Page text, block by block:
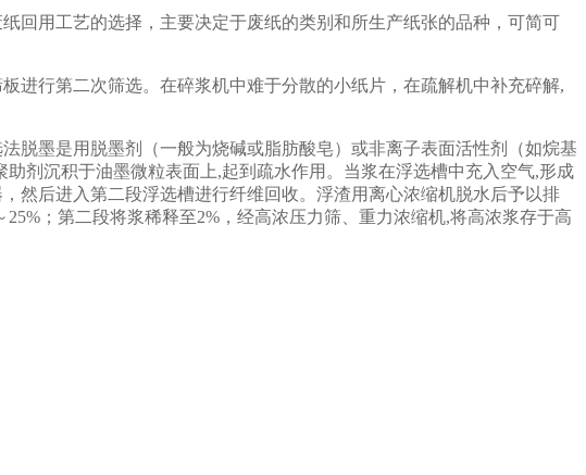
用工艺的选择，主要决定于废纸的类别和所生产纸张的品种，可简可
进行第二次筛选。在碎浆机中难于分散的小纸片，在疏解机中补充碎解,
脱墨是用脱墨剂（一般为烧碱或脂肪酸皂）或非离子表面活性剂（如烷基
剂沉积于油墨微粒表面上,起到疏水作用。当浆在浮选槽中充入空气,形成
然后进入第二段浮选槽进行纤维回收。浮渣用离心浓缩机脱水后予以排
；第二段将浆稀释至2%，经高浓压力筛、重力浓缩机,将高浓浆存于高